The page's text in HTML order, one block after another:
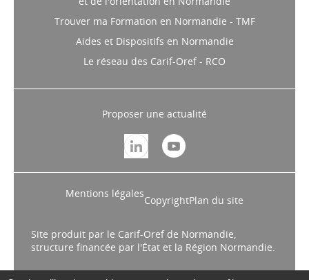
Trouver ma Formation en Normandie - TMF
Aides et Dispositifs en Normandie
Le réseau des Carif-Oref - RCO
Proposer une actualité
Mentions légales
CopyrightPlan du site
Site produit par le Carif-Oref de Normandie,
structure financée par l'État et la Région Normandie.